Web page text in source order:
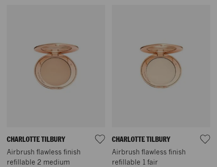
CHARLOTTE TILBURY
Airbrush flawless finish
refillable 2 medium
CHARLOTTE TILBURY
Airbrush flawless finish
refillable 1 fair